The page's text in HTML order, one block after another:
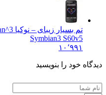
تم بسیار زیبای – نوکیا Symbian^3 و
Symbian3 S60v5
۱۰٬۹۹۱
دیدگاه خود را بنویسید